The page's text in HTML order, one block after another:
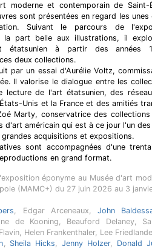
moderne et contemporain de Saint-
sont présentées en regard les unes
Suivant le parcours de
la part belle aux illustrations, il
étatsunien à partir des années
deux collections.
par un essai d'Aurélie Voltz,
Il valorise le dialogue entre les
lecture de l'art étatsunien, des
Unis et la France et des amitiés
Marty, conservatrice des
d'art américain qui est à ce jour l'un
acquisitions et expositions.
sont accompagnées d'une
en grand format.
éponyme au Musée d'art
(MAMC+) du 27 juin 2026 au 3
, Edgar Arceneaux,John
de Kooning, Beauford Delaney,
Helen Frankenthaler, Lee
, Sheila Hicks,Jenny Holzer, Donald